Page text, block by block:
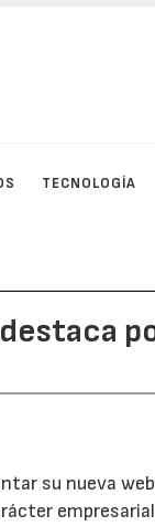
TECNOLOGÍA
su nueva